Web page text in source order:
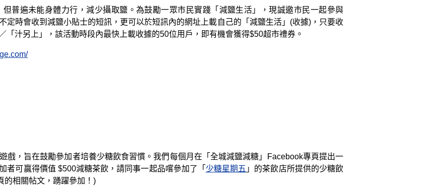
普遍未能身體力行，減少攝取鹽。為鼓勵一眾市民實踐「減鹽生活」，現誠邀市民一起參與
定時會收到減鹽小貼士的短訊，更可以於短訊內的網址上載自己的「減鹽生活」(收據)，只要收
「汁另上」，該活動時段內最快上載收據的50位用戶，即有機會獲得$50超市禮券。
戲，旨在鼓勵參加者培養少糖飲食習慣。我們每個月在「全城減鹽減糖」Facebook專頁提出一
者可贏得價值 $500減糖茶飲，請同事一起品嚐參加了「 少糖星期五 」的茶飲店所提供的少糖飲
的相關帖文，踴躍參加！)